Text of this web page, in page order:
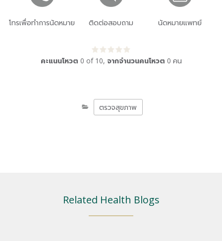
โทรเพื่อทำการนัดหมาย ติดต่อสอบถาม นัดหมายแพทย์
คะแนนโหวต 0 of 10, จากจำนวนคนโหวต 0 คน
ตรวจสุขภาพ
Related Health Blogs